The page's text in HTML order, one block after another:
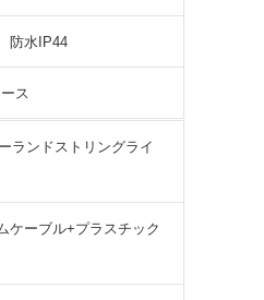
防水IP44
ス
ランドストリングライ
ケーブル+プラスチック